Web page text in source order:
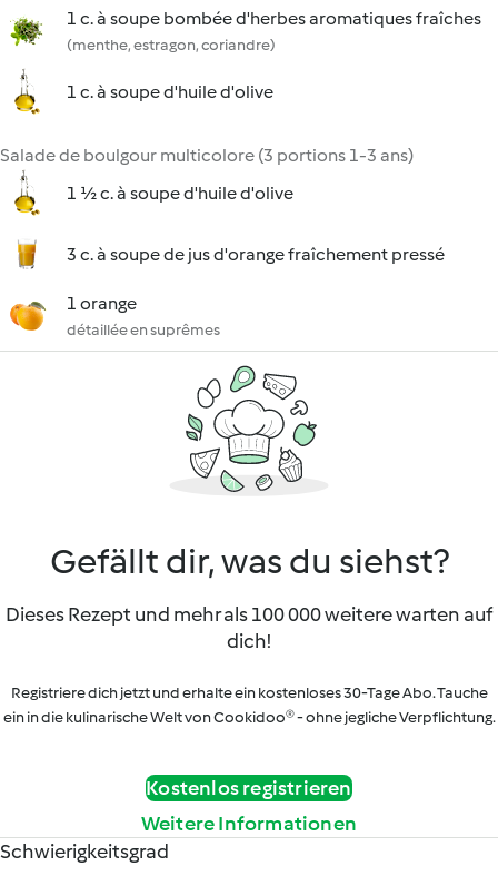
1 c. à soupe bombée d'herbes aromatiques fraîches
(menthe, estragon, coriandre)
1 c. à soupe d'huile d'olive
Salade de boulgour multicolore (3 portions 1-3 ans)
1 ½ c. à soupe d'huile d'olive
3 c. à soupe de jus d'orange fraîchement pressé
1 orange
détaillée en suprêmes
Gefällt dir, was du siehst?
Dieses Rezept und mehr als 100 000 weitere warten auf
dich!
Registriere dich jetzt und erhalte ein kostenloses 30-Tage Abo. Tauche
ein in die kulinarische Welt von Cookidoo® - ohne jegliche Verpflichtung.
Kostenlos registrieren
Weitere Informationen
Schwierigkeitsgrad